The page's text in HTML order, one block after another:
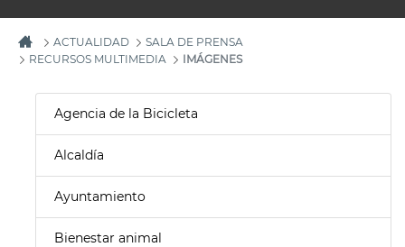
ACTUALIDAD
SALA DE PRENSA
RECURSOS MULTIMEDIA
IMÁGENES
Agencia de la Bicicleta
Alcaldía
Ayuntamiento
Bienestar animal